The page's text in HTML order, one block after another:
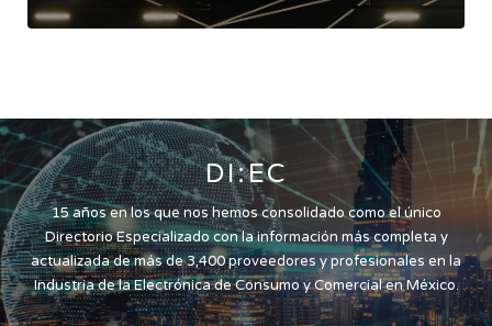
DI:EC
15 años en los que nos hemos consolidado como el único
Directorio Especializado con la información más completa y
actualizada de más de 3,400 proveedores y profesionales en la
Industria de la Electrónica de Consumo y Comercial en México.